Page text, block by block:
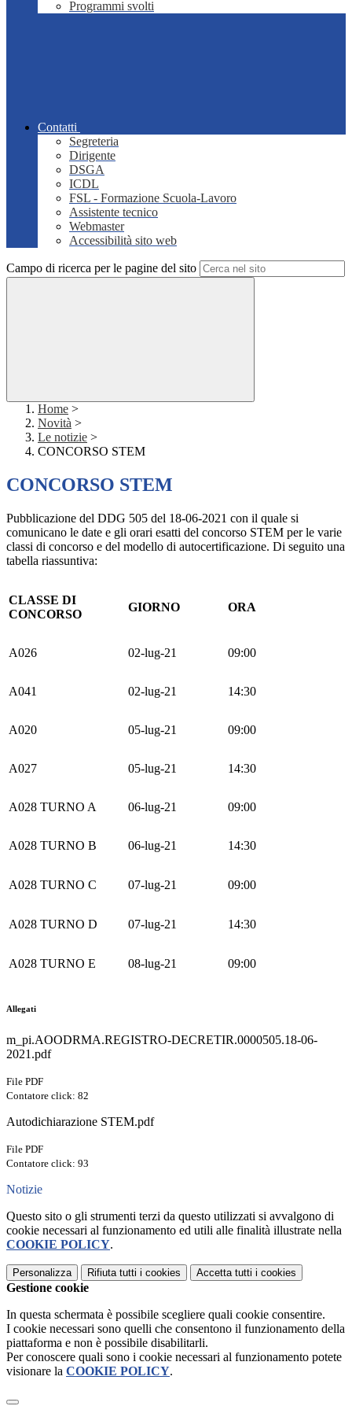
Programmi svolti
Contatti
Segreteria
Dirigente
DSGA
ICDL
FSL - Formazione Scuola-Lavoro
Assistente tecnico
Webmaster
Accessibilità sito web
Campo di ricerca per le pagine del sito
Home >
Novità >
Le notizie >
CONCORSO STEM
CONCORSO STEM
Pubblicazione del DDG 505 del 18-06-2021 con il quale si
comunicano le date e gli orari esatti del concorso STEM per le varie
classi di concorso e del modello di autocertificazione. Di seguito una
tabella riassuntiva:
CLASSE DI
CONCORSO
GIORNO ORA
A026 02-lug-21 09:00
A041 02-lug-21 14:30
A020 05-lug-21 09:00
A027 05-lug-21 14:30
A028 TURNO A 06-lug-21 09:00
A028 TURNO B 06-lug-21 14:30
A028 TURNO C 07-lug-21 09:00
A028 TURNO D 07-lug-21 14:30
A028 TURNO E 08-lug-21 09:00
Allegati
m_pi.AOODRMA.REGISTRO-DECRETIR.0000505.18-06-
2021.pdf
File PDF
Contatore click: 82
Autodichiarazione STEM.pdf
File PDF
Contatore click: 93
Notizie
Questo sito o gli strumenti terzi da questo utilizzati si avvalgono di
cookie necessari al funzionamento ed utili alle finalità illustrate nella
COOKIE POLICY.
Personalizza Rifiuta tutti i cookies Accetta tutti i cookies
Gestione cookie
In questa schermata è possibile scegliere quali cookie consentire.
I cookie necessari sono quelli che consentono il funzionamento della
piattaforma e non è possibile disabilitarli.
Per conoscere quali sono i cookie necessari al funzionamento potete
visionare la COOKIE POLICY.